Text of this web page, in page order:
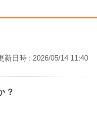
新日時 : 2026/05/14 11:40
？